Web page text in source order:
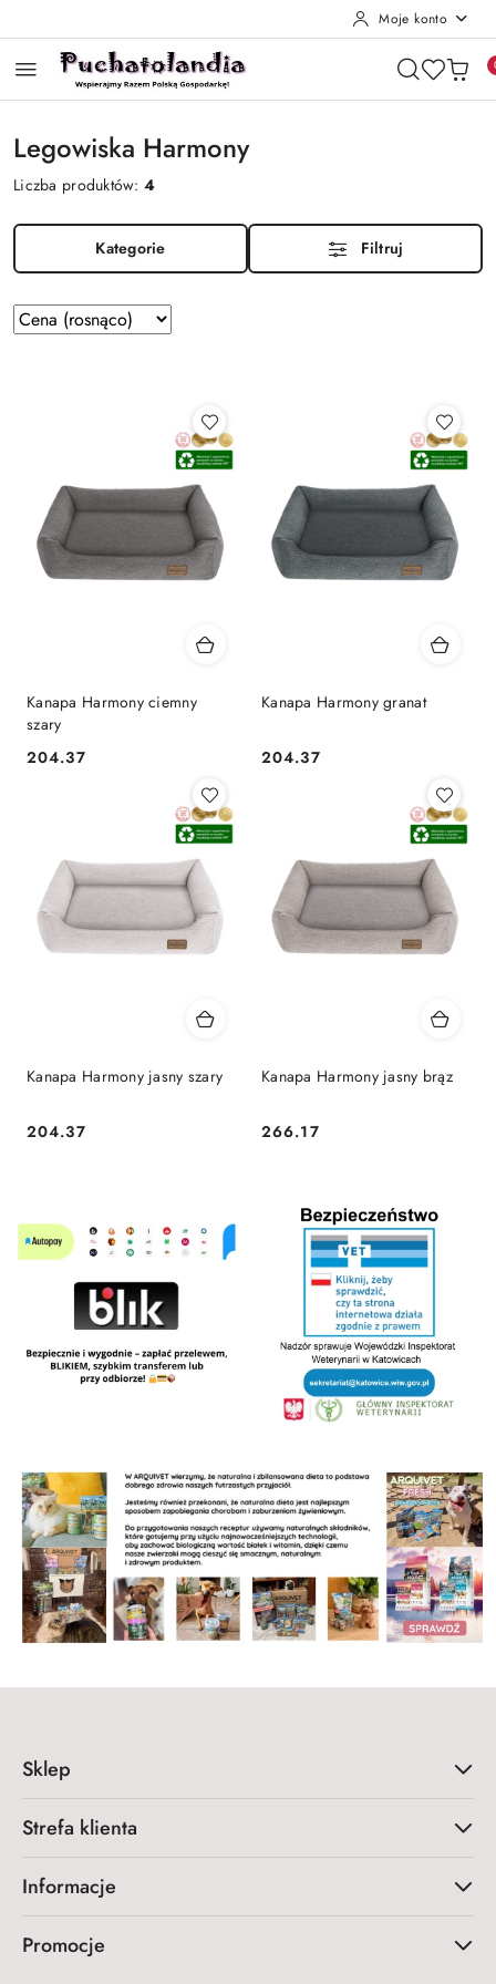
Moje konto
Legowiska Harmony
Liczba produktów:4
Kategorie Filtruj
Zastosowano
sortowanie:
Sortuj
według
Kanapa Harmony ciemny
szary
Cena:
204.37
Kanapa Harmony granat
Cena:
204.37
Kanapa Harmony jasny szary
Cena:
204.37
Kanapa Harmony jasny brąz
Cena:
266.17
Sklep
Strefa klienta
Informacje
Promocje